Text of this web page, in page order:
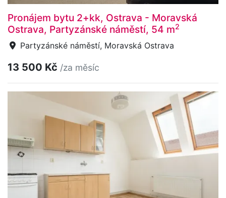
Pronájem bytu 2+kk, Ostrava - Moravská
Ostrava, Partyzánské náměstí, 54 m2
Partyzánské náměstí, Moravská Ostrava
13 500 Kč /za měsíc